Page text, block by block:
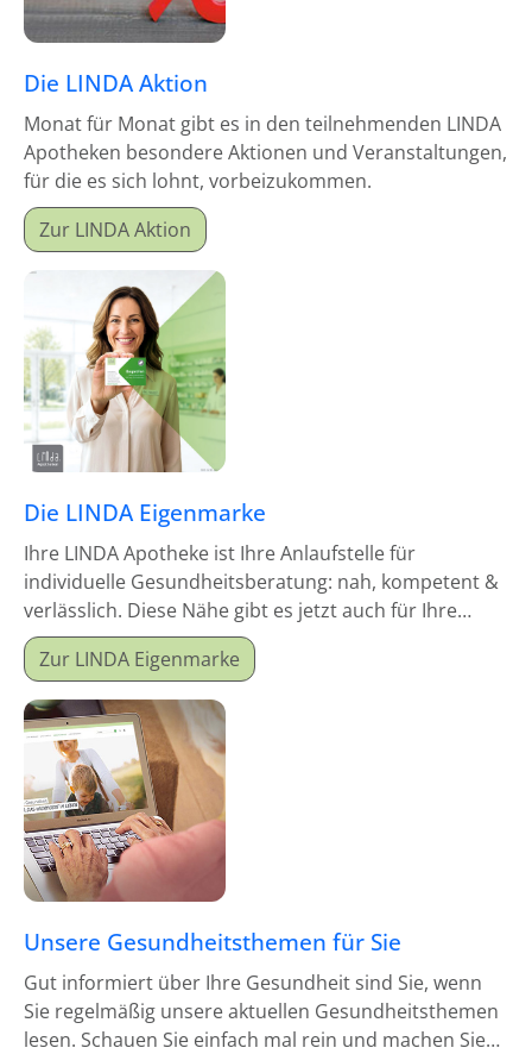
Die LINDA Aktion
Monat für Monat gibt es in den teilnehmenden LINDA
Apotheken besondere Aktionen und Veranstaltungen,
für die es sich lohnt, vorbeizukommen.
Zur LINDA Aktion
Die LINDA Eigenmarke
Ihre LINDA Apotheke ist Ihre Anlaufstelle für
individuelle Gesundheitsberatung: nah, kompetent &
verlässlich. Diese Nähe gibt es jetzt auch für Ihre
Hausapotheke!
Zur LINDA Eigenmarke
Unsere Gesundheitsthemen für Sie
Gut informiert über Ihre Gesundheit sind Sie, wenn
Sie regelmäßig unsere aktuellen Gesundheitsthemen
lesen. Schauen Sie einfach mal rein und machen Sie